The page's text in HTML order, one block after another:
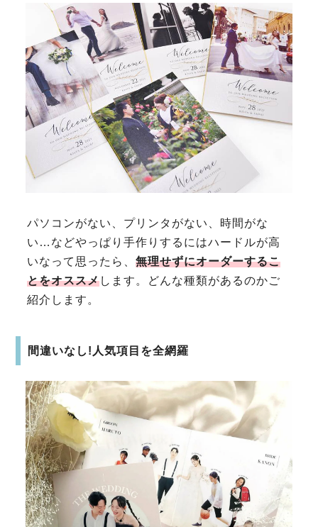
パソコンがない、プリンタがない、時間がな
い…などやっぱり手作りするにはハードルが高
いなって思ったら、無理せずにオーダーするこ
とをオススメします。どんな種類があるのかご
紹介します。
間違いなし!人気項目を全網羅